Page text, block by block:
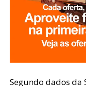
Segundo dados da